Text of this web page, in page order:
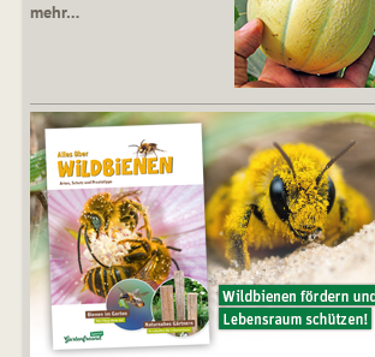
mehr…